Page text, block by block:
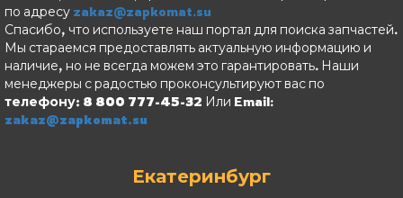
по адресу zakaz@zapkomat.su
Спасибо, что используете наш портал для поиска запчастей.
Мы стараемся предоставлять актуальную информацию и
наличие, но не всегда можем это гарантировать. Наши
менеджеры с радостью проконсультируют вас по
телефону: 8 800 777-45-32 Или Email:
zakaz@zapkomat.su
Екатеринбург